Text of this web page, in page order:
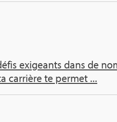
exi­geants dans de
car­rière te per­met ...